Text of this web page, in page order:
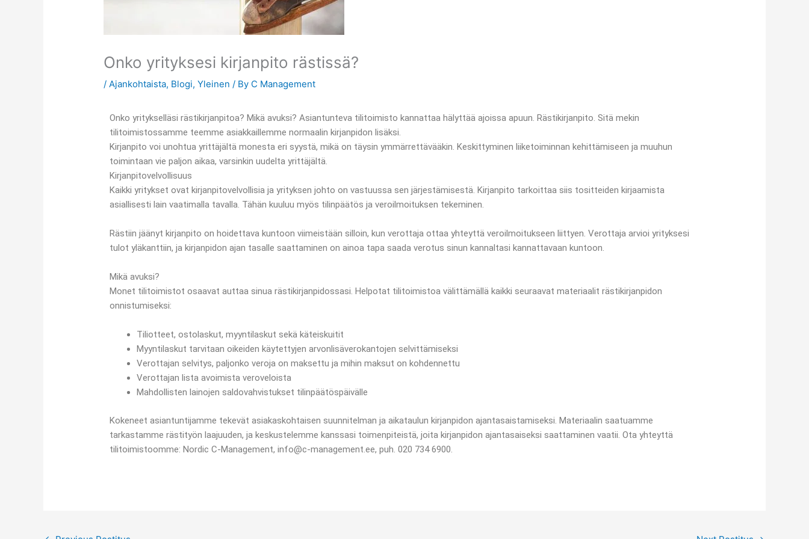
Onko yrityksesi kirjanpito rästissä?
/Ajankohtaista, Blogi,Yleinen / By C Management
Onko yritykselläsi rästikirjanpitoa? Mikä avuksi? Asiantunteva tilitoimisto kannattaa hälyttää ajoissa apuun. Rästikirjanpito. Sitä mekin
tilitoimistossamme teemme asiakkaillemme normaalin kirjanpidon lisäksi.
Kirjanpito voi unohtua yrittäjältä monesta eri syystä, mikä on täysin ymmärrettävääkin. Keskittyminen liiketoiminnan kehittämiseen ja muuhun
toimintaan vie paljon aikaa, varsinkin uudelta yrittäjältä.
Kirjanpitovelvollisuus
Kaikki yritykset ovat kirjanpitovelvollisia ja yrityksen johto on vastuussa sen järjestämisestä. Kirjanpito tarkoittaa siis tositteiden kirjaamista
asiallisesti lain vaatimalla tavalla. Tähän kuuluu myös tilinpäätös ja veroilmoituksen tekeminen.
Rästiin jäänyt kirjanpito on hoidettava kuntoon viimeistään silloin, kun verottaja ottaa yhteyttä veroilmoitukseen liittyen. Verottaja arvioi yrityksesi
tulot yläkanttiin, ja kirjanpidon ajan tasalle saattaminen on ainoa tapa saada verotus sinun kannaltasi kannattavaan kuntoon.
Mikä avuksi?
Monet tilitoimistot osaavat auttaa sinua rästikirjanpidossasi. Helpotat tilitoimistoa välittämällä kaikki seuraavat materiaalit rästikirjanpidon
onnistumiseksi:
Tiliotteet, ostolaskut, myyntilaskut sekä käteiskuitit
Myyntilaskut tarvitaan oikeiden käytettyjen arvonlisäverokantojen selvittämiseksi
Verottajan selvitys, paljonko veroja on maksettu ja mihin maksut on kohdennettu
Verottajan lista avoimista veroveloista
Mahdollisten lainojen saldovahvistukset tilinpäätöspäivälle
Kokeneet asiantuntijamme tekevät asiakaskohtaisen suunnitelman ja aikataulun kirjanpidon ajantasaistamiseksi. Materiaalin saatuamme
tarkastamme rästityön laajuuden, ja keskustelemme kanssasi toimenpiteistä, joita kirjanpidon ajantasaiseksi saattaminen vaatii. Ota yhteyttä
tilitoimistoomme: Nordic C-Management, info@c-management.ee, puh. 020 734 6900.